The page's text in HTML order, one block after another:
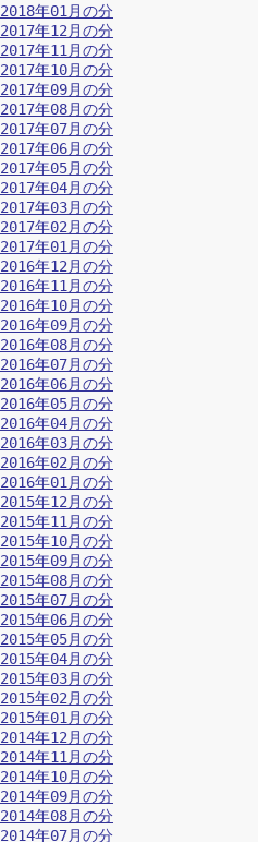
2018年01月の分
2017年12月の分
2017年11月の分
2017年10月の分
2017年09月の分
2017年08月の分
2017年07月の分
2017年06月の分
2017年05月の分
2017年04月の分
2017年03月の分
2017年02月の分
2017年01月の分
2016年12月の分
2016年11月の分
2016年10月の分
2016年09月の分
2016年08月の分
2016年07月の分
2016年06月の分
2016年05月の分
2016年04月の分
2016年03月の分
2016年02月の分
2016年01月の分
2015年12月の分
2015年11月の分
2015年10月の分
2015年09月の分
2015年08月の分
2015年07月の分
2015年06月の分
2015年05月の分
2015年04月の分
2015年03月の分
2015年02月の分
2015年01月の分
2014年12月の分
2014年11月の分
2014年10月の分
2014年09月の分
2014年08月の分
2014年07月の分